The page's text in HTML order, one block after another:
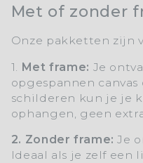
Met of zonder
Onze pakketten zijn
1. Met frame: Je
opgespannen
schilderen kun je je
ophangen, geen
2. Zonder frame: Je
Ideaal als je zelf